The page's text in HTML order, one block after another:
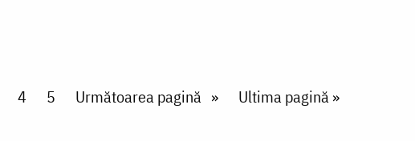
Page
4 Page
5 Next page
Următoarea pagină Last page
Ultima pagină »